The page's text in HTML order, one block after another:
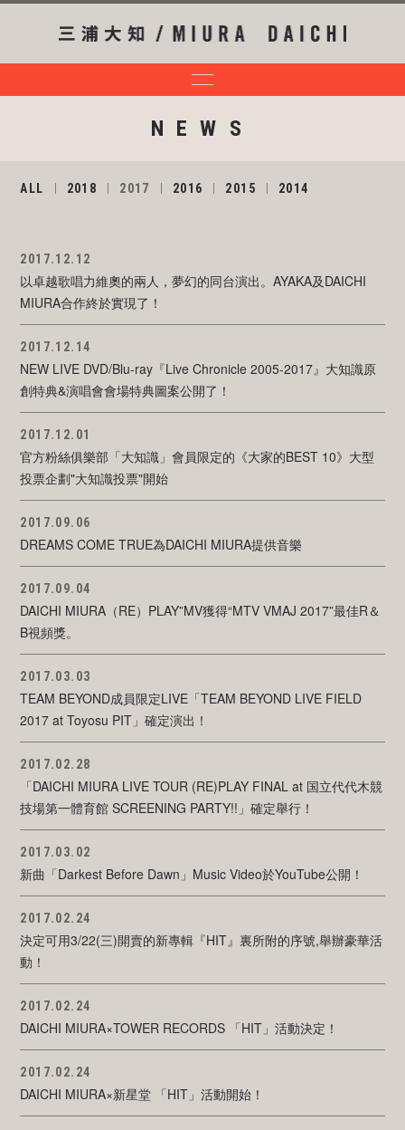
NEWS
ALL 2018 2017 2016 2015 2014
2017.12.12
以卓越歌唱力維奧的兩人，夢幻的同台演出。AYAKA及DAICHI
MIURA合作終於實現了！
2017.12.14
NEW LIVE DVD/Blu-ray『Live Chronicle 2005-2017』大知識原
創特典&演唱會會場特典圖案公開了！
2017.12.01
官方粉絲俱樂部「大知識」會員限定的《大家的BEST 10》大型
投票企劃"大知識投票"開始
2017.09.06
DREAMS COME TRUE為DAICHI MIURA提供音樂
2017.09.04
DAICHI MIURA（RE）PLAY”MV獲得“MTV VMAJ 2017”最佳R＆
B視頻獎。
2017.03.03
TEAM BEYOND成員限定LIVE「TEAM BEYOND LIVE FIELD
2017 at Toyosu PIT」確定演出！
2017.02.28
「DAICHI MIURA LIVE TOUR (RE)PLAY FINAL at 国立代代木競
技場第一體育館 SCREENING PARTY!!」確定舉行！
2017.03.02
新曲「Darkest Before Dawn」Music Video於YouTube公開！
2017.02.24
決定可用3/22(三)開賣的新專輯『HIT』裏所附的序號,舉辦豪華活
動！
2017.02.24
DAICHI MIURA×TOWER RECORDS 「HIT」活動決定！
2017.02.24
DAICHI MIURA×新星堂 「HIT」活動開始！